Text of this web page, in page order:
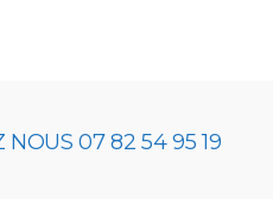
NOUS 07 82 54 95 19